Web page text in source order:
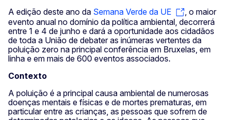
A edição deste ano da Semana Verde da UE
, o maior
evento anual no domínio da política ambiental, decorrerá
entre 1 e 4 de junho e dará a oportunidade aos cidadãos
de toda a União de debater as inúmeras vertentes da
poluição zero na principal conferência em Bruxelas, em
linha e em mais de 600 eventos associados.
Contexto
A poluição é a principal causa ambiental de numerosas
doenças mentais e físicas e de mortes prematuras, em
particular entre as crianças, as pessoas que sofrem de